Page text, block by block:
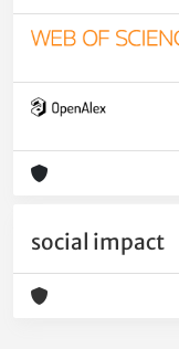
social impact